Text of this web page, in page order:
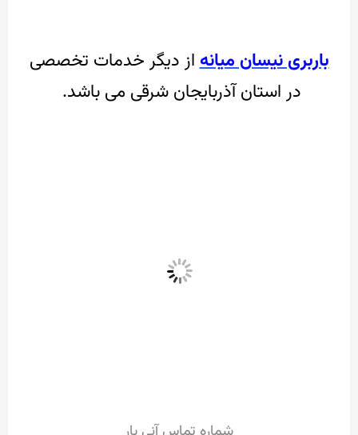
باربری نیسان میانهاز دیگر خدمات تخصصی
در استان آذربایجان شرقی می باشد.